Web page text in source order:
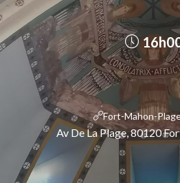
Fort-Mahon-
Av De La Plage, 80120